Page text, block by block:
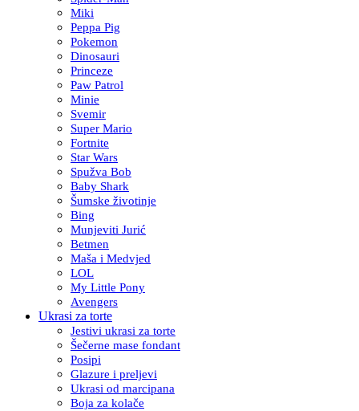
Miki
Peppa Pig
Pokemon
Dinosauri
Princeze
Paw Patrol
Minie
Svemir
Super Mario
Fortnite
Star Wars
Spužva Bob
Baby Shark
Šumske životinje
Bing
Munjeviti Jurić
Betmen
Maša i Medvjed
LOL
My Little Pony
Avengers
Ukrasi za torte
Jestivi ukrasi za torte
Šečerne mase fondant
Posipi
Glazure i preljevi
Ukrasi od marcipana
Boja za kolače